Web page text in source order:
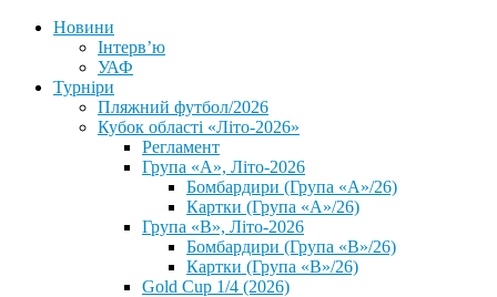
Новини
Інтерв’ю
УАФ
Турніри
Пляжний футбол/2026
Кубок області «Літо-2026»
Регламент
Група «А», Літо-2026
Бомбардири (Група «А»/26)
Картки (Група «А»/26)
Група «В», Літо-2026
Бомбардири (Група «В»/26)
Картки (Група «В»/26)
Gold Cup 1/4 (2026)